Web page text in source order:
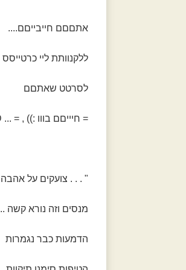
אתםםם חייבייםם....
ללקנוותת ליי כרטייסס
לסרטט שאתםם
= חיייםם בווו :)) , = ... D:
" . . . צועקים על
מנסים וזה נורא קשה ..
הדמעות כבר נגמרות